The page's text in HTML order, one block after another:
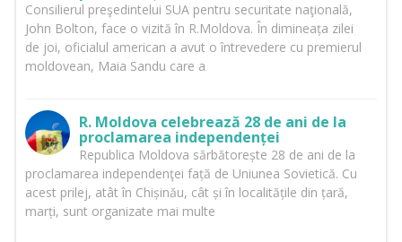
Consilierul preşedintelui SUA pentru securitate naţională,
John Bolton, face o vizită în R.Moldova. În dimineața zilei
de joi, oficialul american a avut o întrevedere cu premierul
moldovean, Maia Sandu care a
R. Moldova celebrează 28 de ani de la
proclamarea independenței
Republica Moldova sărbătorește 28 de ani de la
proclamarea independenţei față de Uniunea Sovietică. Cu
acest prilej, atât în Chișinău, cât și în localitățile din țară,
marți, sunt organizate mai multe